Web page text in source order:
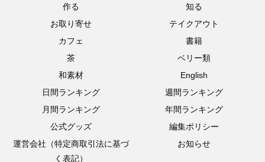
作る
知る
お取り寄せ
テイクアウト
カフェ
書籍
茶
ベリー類
和素材
English
日間ランキング
週間ランキング
月間ランキング
年間ランキング
公式グッズ
編集ポリシー
運営会社（特定商取引法に基づ
く表記）
お知らせ